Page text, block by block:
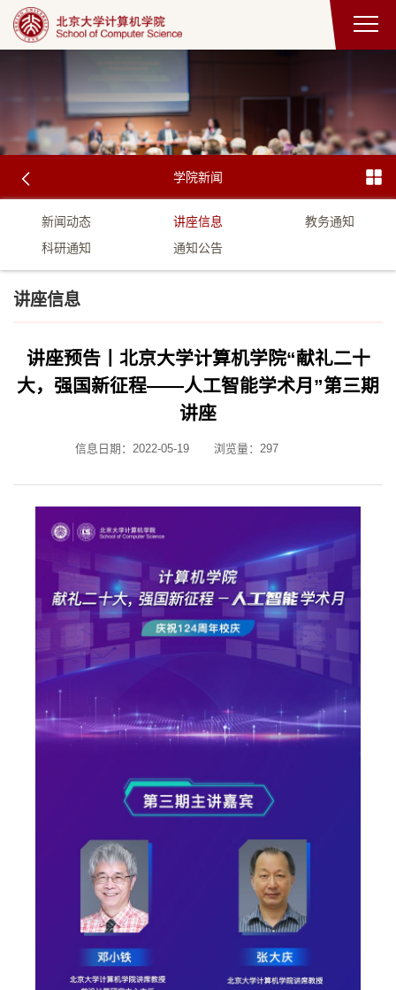
学院新闻
新闻动态 讲座信息
教务通知
科研通知
通知公告
讲座信息
讲座预告丨北京大学计算机学院“献礼二十
大，强国新征程——人工智能学术月”第三期
讲座
信息日期：2022-05-19 浏览量： 297